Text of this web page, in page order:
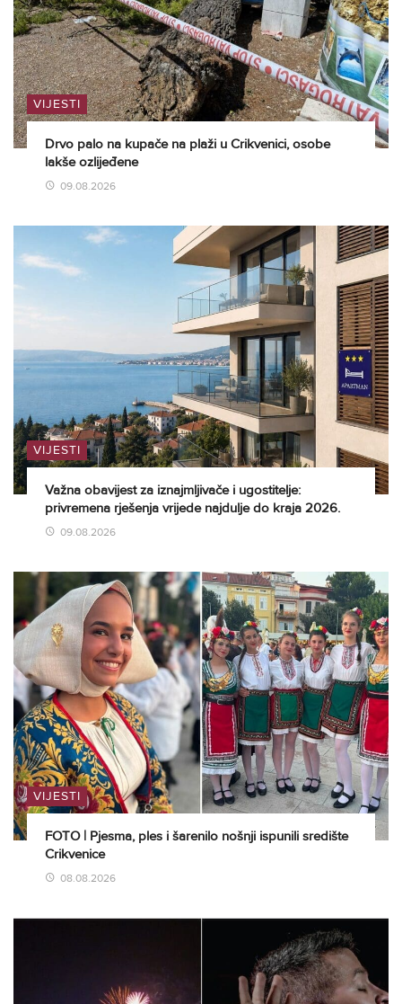
VIJESTI
Drvo palo na kupače na plaži u Crikvenici, osobe
lakše ozlijeđene
09.08.2026
VIJESTI
Važna obavijest za iznajmljivače i ugostitelje:
privremena rješenja vrijede najdulje do kraja 2026.
09.08.2026
VIJESTI
FOTO | Pjesma, ples i šarenilo nošnji ispunili središte
Crikvenice
08.08.2026